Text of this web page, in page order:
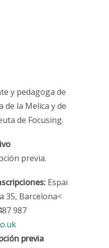
y pedagoga de
de la Melica y de
de Focusing.
previa.
Espai
35, Barcelona<
987
previa